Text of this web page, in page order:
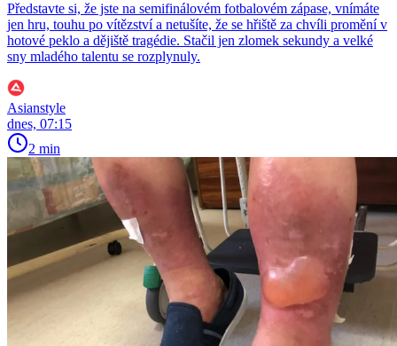
Představte si, že jste na semifinálovém fotbalovém zápase, vnímáte
jen hru, touhu po vítězství a netušíte, že se hřiště za chvíli promění v
hotové peklo a dějiště tragédie. Stačil jen zlomek sekundy a velké
sny mladého talentu se rozplynuly.
Asianstyle
dnes, 07:15
2 min